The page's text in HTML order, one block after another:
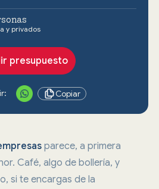
parece, a primera
Café, algo de bollería, y
si te encargas de la
y privados
presupuesto
Copiar